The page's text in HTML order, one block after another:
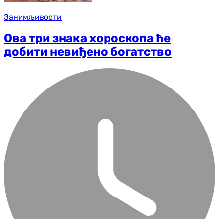
Занимљивости
Ова три знака хороскопа ће
добити невиђено богатство